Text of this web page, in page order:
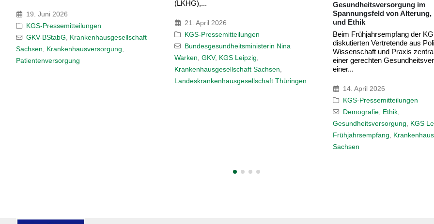
21. April 2026
KGS-Pressemitteilungen
Bundesgesundheitsministerin Nina
Warken
Gesundheitsversorgung im
und Ethik
Beim Frühjahrsempfang der KGS in Leipzig
diskutierten Vertretende aus Politik,
Wissenschaft und Praxis zentrale Fragen
einer gerechten Gesundheitsversorgung in
einer...
Gemeinsame
Krankenhaus im Fokus:
Symposium stärkt Schutz
im Arbeitsalltag
Gewalt gegenüber
Gesundheitswesen ist
Beim Leipziger Symposium
Aggression im Krankenhaus“
26. März 2026
KGS-Pressemitteilungen
BGF,Gewalt,
Leipzig,